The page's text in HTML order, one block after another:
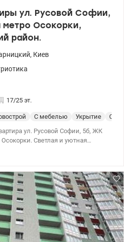
ул. Русовой Софии,
Осокорки,
район.
, Киев
17/25 эт.
С мебелью Укрытие
ул. Русовой Софии, 5б, ЖК
Светлая и уютная
до метро Осокорки и Позняки.
школы, детсады, Спорт
​​ТЦ «Алладин», ТЦ «Пирамида»,
Тяглее, Мартышев –
отдыха. Дом оборудован